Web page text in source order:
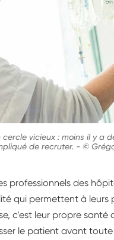
vicieux : moins il y a
de recruter. - ©
professionnels des
qui permettent à leurs
c’est leur propre santé
le patient avant